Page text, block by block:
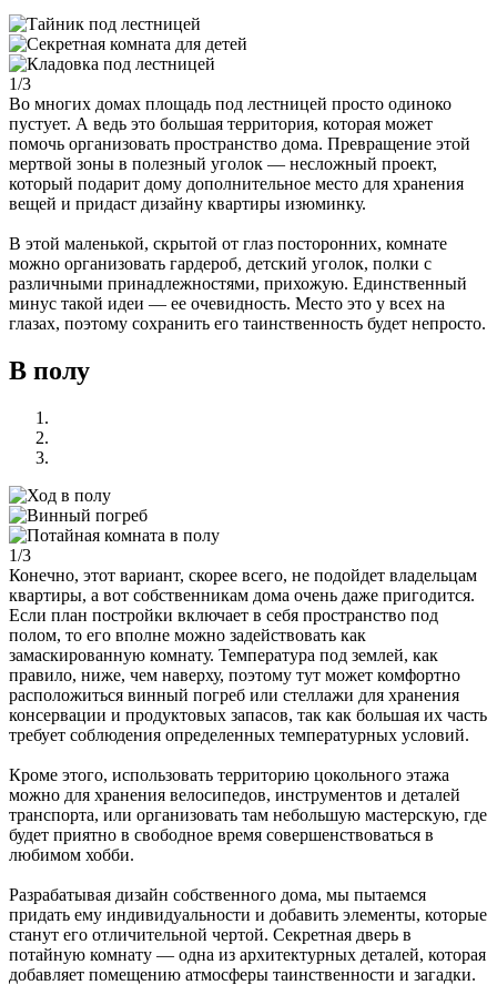
1/3
Во многих домах площадь под лестницей просто одиноко
пустует. А ведь это большая территория, которая может
помочь организовать пространство дома. Превращение этой
мертвой зоны в полезный уголок — несложный проект,
который подарит дому дополнительное место для хранения
вещей и придаст дизайну квартиры изюминку.
В этой маленькой, скрытой от глаз посторонних, комнате
можно организовать гардероб, детский уголок, полки с
различными принадлежностями, прихожую. Единственный
минус такой идеи — ее очевидность. Место это у всех на
глазах, поэтому сохранить его таинственность будет непросто.
В полу
1/3
Конечно, этот вариант, скорее всего, не подойдет владельцам
квартиры, а вот собственникам дома очень даже пригодится.
Если план постройки включает в себя пространство под
полом, то его вполне можно задействовать как
замаскированную комнату. Температура под землей, как
правило, ниже, чем наверху, поэтому тут может комфортно
расположиться винный погреб или стеллажи для хранения
консервации и продуктовых запасов, так как большая их часть
требует соблюдения определенных температурных условий.
Кроме этого, использовать территорию цокольного этажа
можно для хранения велосипедов, инструментов и деталей
транспорта, или организовать там небольшую мастерскую, где
будет приятно в свободное время совершенствоваться в
любимом хобби.
Разрабатывая дизайн собственного дома, мы пытаемся
придать ему индивидуальности и добавить элементы, которые
станут его отличительной чертой. Секретная дверь в
потайную комнату — одна из архитектурных деталей, которая
добавляет помещению атмосферы таинственности и загадки.